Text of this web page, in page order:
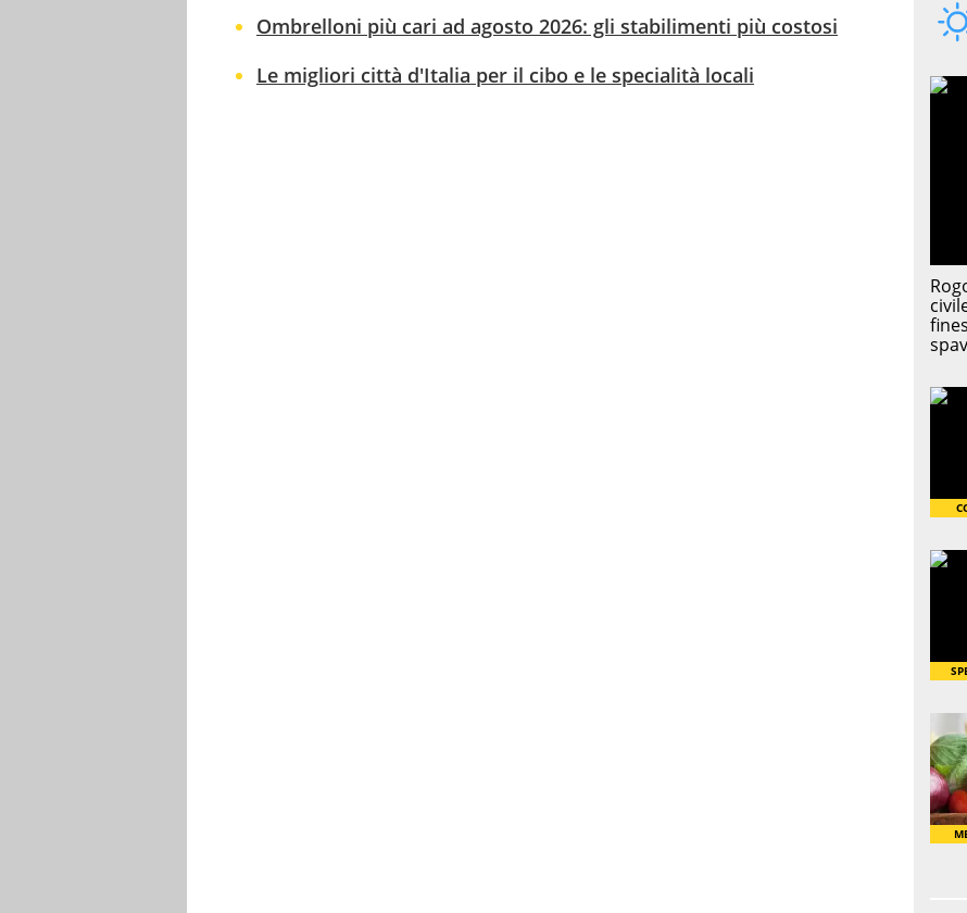
Ombrelloni più cari ad agosto 2026: gli stabilimenti più costosi
Le migliori città d'Italia per il cibo e le specialità locali